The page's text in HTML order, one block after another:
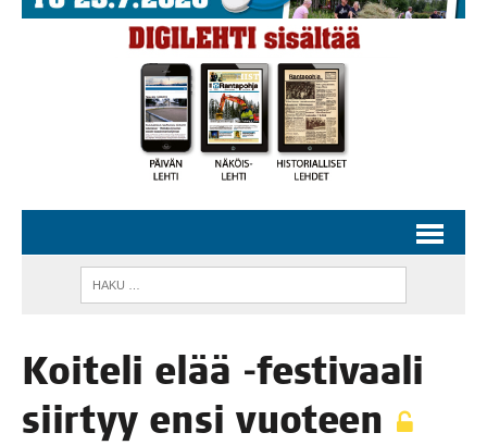
Koi­te­li elää ‑fes­ti­vaa­li
siir­tyy ensi vuoteen